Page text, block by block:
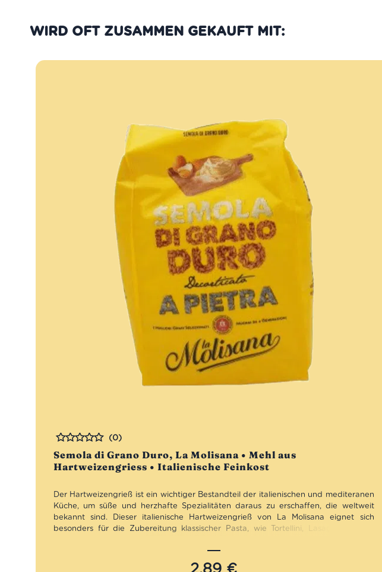
WIRD OFT ZUSAMMEN GEKAUFT MIT:
Semola di Grano Duro, La Molisana • Mehl aus
Hartweizengriess • Italienische Feinkost
Bewertet
(0)
Der Hartweizengrieß ist ein wichtiger Bestandteil der italienischen und mediteranen
Küche, um süße und herzhafte Spezialitäten daraus zu erschaffen, die weltweit
bekannt sind. Dieser italienische Hartweizengrieß von La Molisana eignet sich
besonders für die Zubereitung klassischer Pasta, wie Tortellini, Lasagne, Ravioli,
ist, dass der Grieß aus Hartweizen etwas feiner gemahlen ist, als wie wir es von dem
deutschen Hartweizengrieß her kennen.Nutzt Du also die Semola für Deine Pasta,